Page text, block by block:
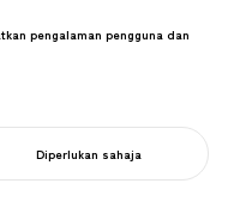
menyokong inisiatif sosial
pengalaman pengguna dan
Diperlukan sahaja